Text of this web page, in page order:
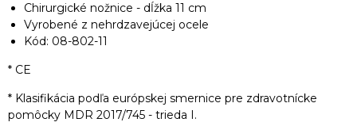
Chirurgické nožnice - dĺžka 11 cm
Vyrobené z nehrdzavejúcej ocele
Kód: 08-802-11
* CE
* Klasifikácia podľa európskej smernice pre zdravotnícke
pomôcky MDR 2017/745 - trieda I.